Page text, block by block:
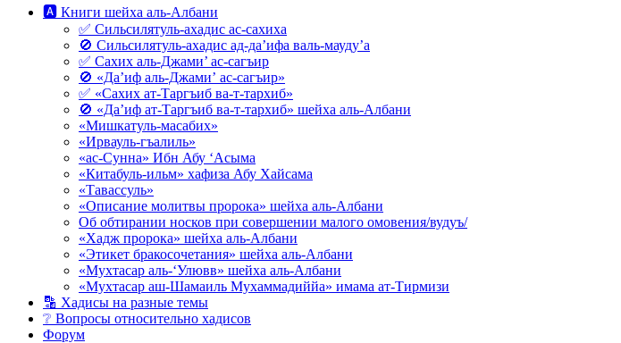
🅰 Книги шейха аль-Албани
✅ Сильсилятуль-ахадис ас-сахиха
🚫 Сильсилятуль-ахадис ад-да’ифа валь-мауду’а
✅ Сахих аль-Джами’ ас-сагъир
🚫 «Да’иф аль-Джами’ ас-сагъир»
✅ «Сахих ат-Таргъиб ва-т-тархиб»
🚫 «Да’иф ат-Таргъиб ва-т-тархиб» шейха аль-Албани
«Мишкатуль-масабих»
«Ирвауль-гъалиль»
«ас-Сунна» Ибн Абу ‘Асыма
«Китабуль-ильм» хафиза Абу Хайсама
«Тавассуль»
«Описание молитвы пророка» шейха аль-Албани
Об обтирании носков при совершении малого омовения/вудуъ/
«Хадж пророка» шейха аль-Албани
«Этикет бракосочетания» шейха аль-Албани
«Мухтасар аль-‘Улювв» шейха аль-Албани
«Мухтасар аш-Шамаиль Мухаммадиййа» имама ат-Тирмизи
🔡 Хадисы на разные темы
❔ Вопросы относительно хадисов
Форум